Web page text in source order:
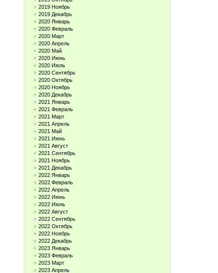
2019 Ноябрь
2019 Декабрь
2020 Январь
2020 Февраль
2020 Март
2020 Апрель
2020 Май
2020 Июнь
2020 Июль
2020 Сентябрь
2020 Октябрь
2020 Ноябрь
2020 Декабрь
2021 Январь
2021 Февраль
2021 Март
2021 Апрель
2021 Май
2021 Июнь
2021 Август
2021 Сентябрь
2021 Ноябрь
2021 Декабрь
2022 Январь
2022 Февраль
2022 Апрель
2022 Июнь
2022 Июль
2022 Август
2022 Сентябрь
2022 Октябрь
2022 Ноябрь
2022 Декабрь
2023 Январь
2023 Февраль
2023 Март
2023 Апрель